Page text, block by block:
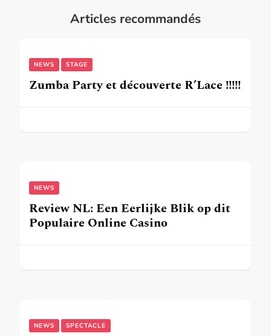
Articles recommandés
NEWS STAGE
Zumba Party et découverte R’Lace !!!!!
NEWS
Review NL: Een Eerlijke Blik op dit
Populaire Online Casino
NEWS SPECTACLE